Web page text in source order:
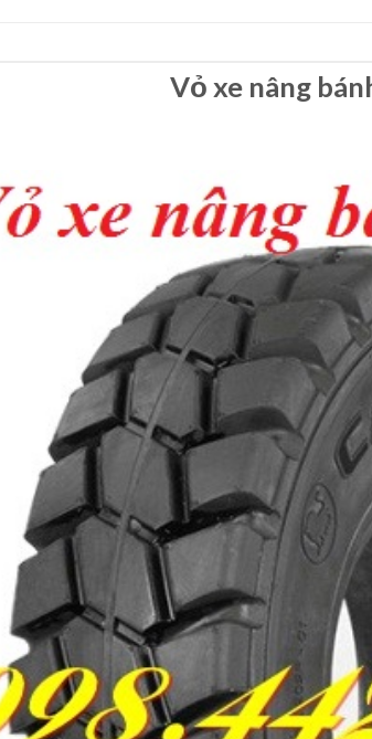
Vỏ xe nâng